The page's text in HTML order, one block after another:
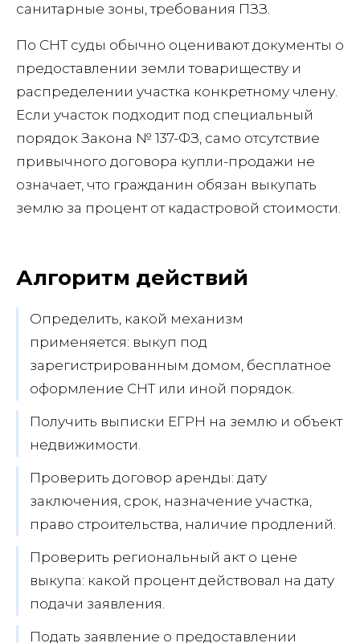
санитарные зоны, требования ПЗЗ.
По СНТ суды обычно оценивают документы о
предоставлении земли товариществу и
распределении участка конкретному члену.
Если участок подходит под специальный
порядок Закона № 137-ФЗ, само отсутствие
привычного договора купли-продажи не
означает, что гражданин обязан выкупать
землю за процент от кадастровой стоимости.
Алгоритм действий
Определить, какой механизм
применяется: выкуп под
зарегистрированным домом, бесплатное
оформление СНТ или иной порядок.
Получить выписки ЕГРН на землю и объект
недвижимости.
Проверить договор аренды: дату
заключения, срок, назначение участка,
право строительства, наличие продлений.
Проверить региональный акт о цене
выкупа: какой процент действовал на дату
подачи заявления.
Подать заявление о предоставлении